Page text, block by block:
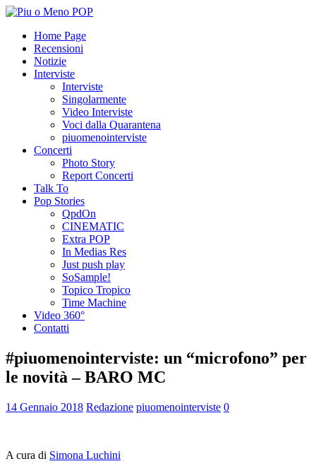
Home Page
Recensioni
Notizie
Interviste
Interviste
Singolarmente
Video Interviste
Voci dalla Quarantena
piuomenointerviste
Concerti
Photo Story
Report Concerti
Talk To
Pop Stories
QpdOn
CINEMATIC
Extra POP
In Medias Res
Just push play
SoSample!
Topico Tropico
Time Machine
Video 360°
Contatti
#piuomenointerviste: un “microfono” per
le novità – BARO MC
14 Gennaio 2018 Redazione piuomenointerviste 0
A cura di Simona Luchini